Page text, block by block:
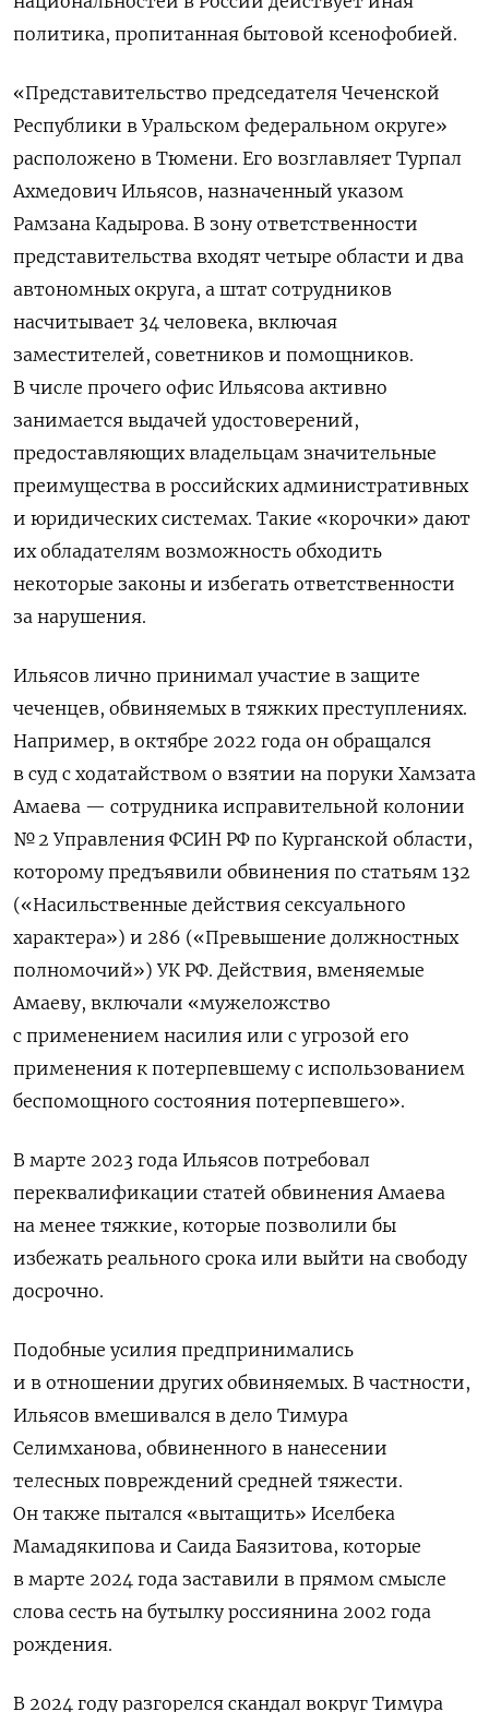
политика, пропитанная бытовой ксенофобией.
«Представительство председателя Чеченской
Республики в Уральском федеральном округе»
расположено в Тюмени. Его возглавляет Турпал
Ахмедович Ильясов, назначенный указом
Рамзана Кадырова. В зону ответственности
представительства входят четыре области и два
автономных округа, а штат сотрудников
насчитывает 34 человека, включая
заместителей, советников и помощников.
В числе прочего офис Ильясова активно
занимается выдачей удостоверений,
предоставляющих владельцам значительные
преимущества в российских административных
и юридических системах. Такие «корочки» дают
их обладателям возможность обходить
некоторые законы и избегать ответственности
за нарушения.
Ильясов лично принимал участие в защите
чеченцев, обвиняемых в тяжких преступлениях.
Например, в октябре 2022 года он обращался
в суд с ходатайством о взятии на поруки Хамзата
Амаева — сотрудника исправительной колонии
№ 2 Управления ФСИН РФ по Курганской области,
которому предъявили обвинения по статьям 132
(«Насильственные действия сексуального
характера») и 286 («Превышение должностных
полномочий») УК РФ. Действия, вменяемые
Амаеву, включали «мужеложство
с применением насилия или с угрозой его
применения к потерпевшему с использованием
беспомощного состояния потерпевшего».
В марте 2023 года Ильясов потребовал
переквалификации статей обвинения Амаева
на менее тяжкие, которые позволили бы
избежать реального срока или выйти на свободу
досрочно.
Подобные усилия предпринимались
и в отношении других обвиняемых. В частности,
Ильясов вмешивался в дело Тимура
Селимханова, обвиненного в нанесении
телесных повреждений средней тяжести.
Он также пытался «вытащить» Иселбека
Мамадякипова и Саида Баязитова, которые
в марте 2024 года заставили в прямом смысле
слова сесть на бутылку россиянина 2002 года
рождения.
В 2024 году разгорелся скандал вокруг Тимура